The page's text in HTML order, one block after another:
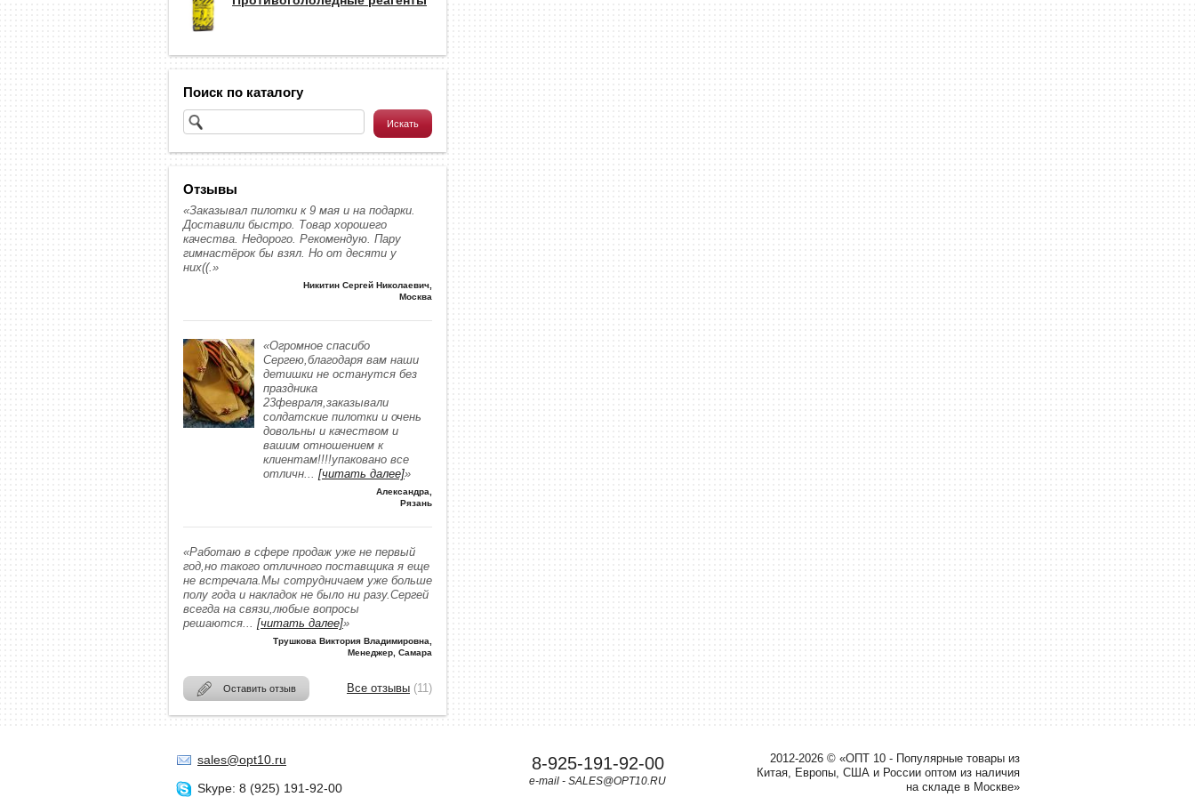
Поиск по каталогу
Отзывы
«Заказывал пилотки к 9 мая и на подарки.
Доставили быстро. Товар хорошего
качества. Недорого. Рекомендую. Пару
гимнастёрок бы взял. Но от десяти у
них((.»
Никитин Сергей Николаевич
Москва
«Огромное спасибо
Сергею,благодаря вам наши
детишки не останутся без
праздника
23февраля,заказывали
солдатские пилотки и очень
довольны и качеством и
вашим отношением к
клиентам!!!!упаковано все
отличн... [читать далее]»
Александра
Рязань
«Работаю в сфере продаж уже не первый
год,но такого отличного поставщика я еще
не встречала.Мы сотрудничаем уже больше
полу года и накладок не было ни разу.Сергей
всегда на связи,любые вопросы
решаются... [читать далее]»
Трушкова Виктория Владимировна
Менеджер, Самара
Оставить отзыв Все отзывы (11)
sales@opt10.ru
Skype: 8 (925) 191-92-00
2012-2026 © «ОПТ 10 - Популярные товары из
Китая, Европы, США и России оптом из наличия
на складе в Москве»
8-925-191-92-00
e-mail - SALES@OPT10.RU